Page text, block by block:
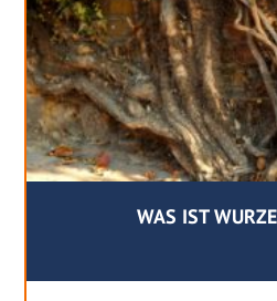
WAS IST